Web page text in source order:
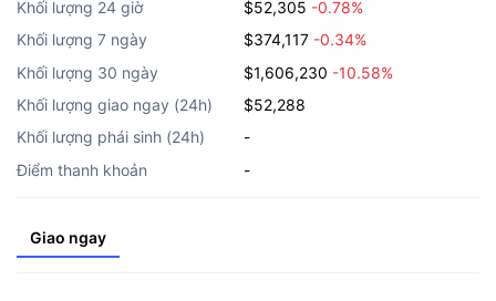
Khối lượng 24 giờ $52,305 -0.78%
Khối lượng 7 ngày
$374,117 -0.34%
Khối lượng 30 ngày
$1,606,230 -10.58%
Khối lượng giao ngay (24h)
$52,288
Khối lượng phái sinh (24h)
-
Điểm thanh khoản
-
Giao ngay